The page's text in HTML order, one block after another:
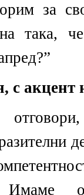
за
така,
с акцент
Имаме